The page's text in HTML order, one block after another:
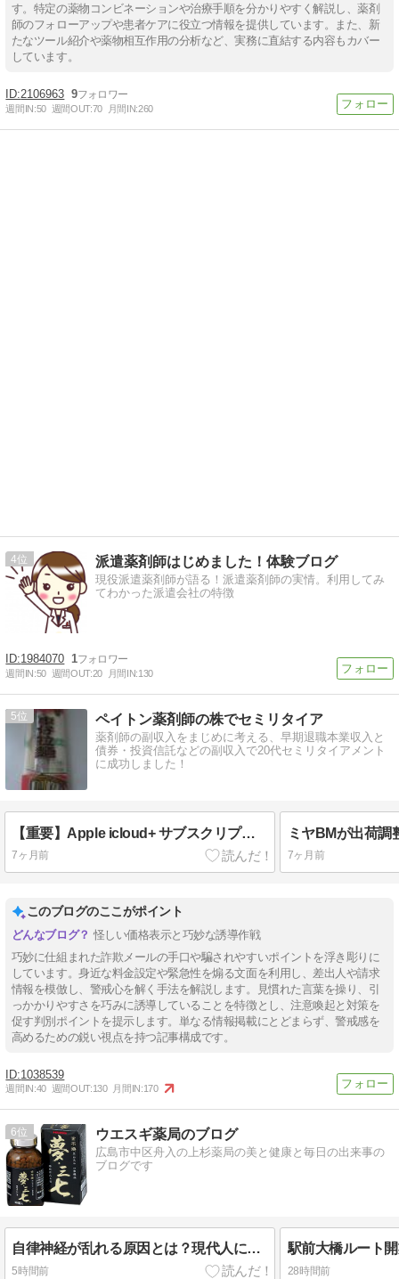
す。特定の薬物コンビネーションや治療手順を分かりやすく解説し、薬剤
師のフォローアップや患者ケアに役立つ情報を提供しています。また、新
たなツール紹介や薬物相互作用の分析など、実務に直結する内容もカバー
しています。
2106963 9
週間IN:50 週間OUT:70 月間IN:260
4 派遣薬剤師はじめました！体験ブログ
現役派遣薬剤師が語る！派遣薬剤師の実情。利用してみ
てわかった派遣会社の特徴
1984070 1
週間IN:50 週間OUT:20 月間IN:130
5 ペイトン薬剤師の株でセミリタイア
薬剤師の副収入をまじめに考える、早期退職本業収入と
債券・投資信託などの副収入で20代セミリタイアメント
に成功しました！
【重要】Apple icloud+ サブスクリプション更新のお知らせ（今日の詐欺メール）
7ヶ月前
ミヤBMが出荷調
7ヶ月前
このブログのここがポイント
怪しい価格表示と巧妙な誘導作戦
巧妙に仕組まれた詐欺メールの手口や騙されやすいポイントを浮き彫りに
しています。身近な料金設定や緊急性を煽る文面を利用し、差出人や請求
情報を模倣し、警戒心を解く手法を解説します。見慣れた言葉を操り、引
っかかりやすさを巧みに誘導していることを特徴とし、注意喚起と対策を
促す判別ポイントを提示します。単なる情報掲載にとどまらず、警戒感を
高めるための鋭い視点を持つ記事構成です。
1038539
週間IN:40 週間OUT:130 月間IN:170
6 ウエスギ薬局のブログ
広島市中区舟入の上杉薬局の美と健康と毎日の出来事の
ブログです
自律神経が乱れる原因とは？現代人に増えている不調と整えるための生活習慣・漢方の考え方
5時間前 28時間前